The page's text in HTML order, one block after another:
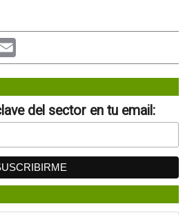
Email
del sector en tu email: